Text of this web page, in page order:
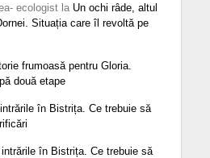
ecologistla Un ochi râde, altul
Situația care îl revoltă pe
frumoasă pentru Gloria.
două etape
în Bistrița. Ce trebuie să
intrările în Bistrița. Ce trebuie să